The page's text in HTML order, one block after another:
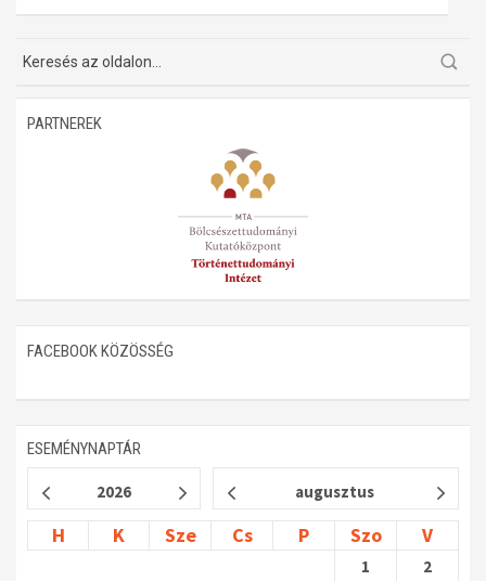
PARTNEREK
FACEBOOK KÖZÖSSÉG
ESEMÉNYNAPTÁR
2026 augusztus
H K Sze Cs P Szo V
1
2